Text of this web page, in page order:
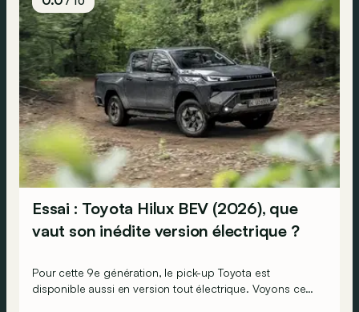
Essai : Toyota Hilux BEV (2026), que
vaut son inédite version électrique ?
Pour cette 9e génération, le pick-up Toyota est
disponible aussi en version tout électrique. Voyons ce